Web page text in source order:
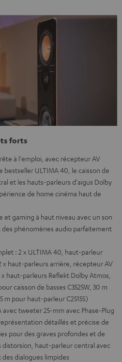
forts
à l'emploi, avec récepteur AV
bestseller ULTIMA 40, le caisson de
et les hauts-parleurs d'aigus Dolby
de home cinéma haut de
et gaming à haut niveau avec un son
phénomènes audio parfaitement
: 2 x ULTIMA 40, haut-parleur
x haut-parleurs arrière, récepteur AV
haut-parleurs Reflekt Dolby Atmos,
caisson de basses C3525W, 30 m
m pour haut-parleur C2515S)
tweeter 25-mm avec Phase-Plug
détaillés et précise de
pour des graves profondes et de
distorsion, haut-parleur central avec
dialogues limpides